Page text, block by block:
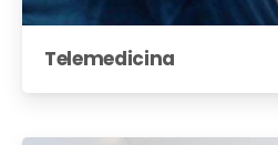
Telemedicina